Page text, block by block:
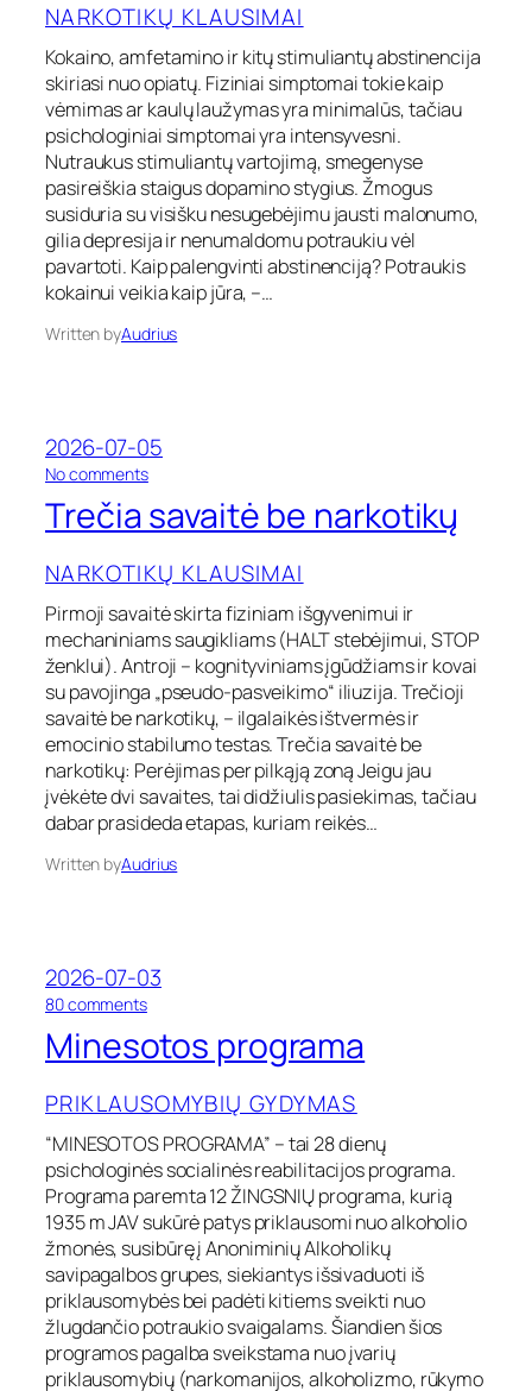
l
n
g
v
i
n
t
i
a
b
s
t
n
j
ą
K
o
k
a
i
n
a
s
i
r
k
i
t
i
s
t
i
i
a
n
t
a
.
NARKOTIKŲ KLAUSIMAI
Kokaino, amfetamino ir kitų stimuliantų abstinencija
skiriasi nuo opiatų. Fiziniai simptomai tokie kaip
vėmimas ar kaulų laužymas yra minimalūs, tačiau
psichologiniai simptomai yra intensyvesni.
Nutraukus stimuliantų vartojimą, smegenyse
pasireiškia staigus dopamino stygius. Žmogus
susiduria su visišku nesugebėjimu jausti malonumo,
gilia depresija ir nenumaldomu potraukiu vėl
pavartoti. Kaip palengvinti abstinenciją? Potraukis
kokainui veikia kaip jūra, –…
Written byAudrius
2026-07-05
No commentso
T
r
e
č
i
a
s
a
v
a
i
t
ė
b
e
n
a
t
i
k
ų
Trečia savaitė be narkotikų
NARKOTIKŲ KLAUSIMAI
Pirmoji savaitė skirta fiziniam išgyvenimui ir
mechaniniams saugikliams (HALT stebėjimui, STOP
ženklui). Antroji – kognityviniams įgūdžiams ir kovai
su pavojinga „pseudo-pasveikimo“ iliuzija. Trečioji
savaitė be narkotikų, – ilgalaikės ištvermės ir
emocinio stabilumo testas. Trečia savaitė be
narkotikų: Perėjimas per pilkąją zoną Jeigu jau
įvėkėte dvi savaites, tai didžiulis pasiekimas, tačiau
dabar prasideda etapas, kuriam reikės…
Written byAudrius
2026-07-03
80 commentso
M
i
n
e
s
o
t
o
s
p
r
o
g
r
a
Minesotos programa
PRIKLAUSOMYBIŲ GYDYMAS
“MINESOTOS PROGRAMA” – tai 28 dienų
psichologinės socialinės reabilitacijos programa.
Programa paremta 12 ŽINGSNIŲ programa, kurią
1935 m JAV sukūrė patys priklausomi nuo alkoholio
žmonės, susibūrę į Anoniminių Alkoholikų
savipagalbos grupes, siekiantys išsivaduoti iš
priklausomybės bei padėti kitiems sveikti nuo
žlugdančio potraukio svaigalams. Šiandien šios
programos pagalba sveikstama nuo įvarių
priklausomybių (narkomanijos, alkoholizmo, rūkymo